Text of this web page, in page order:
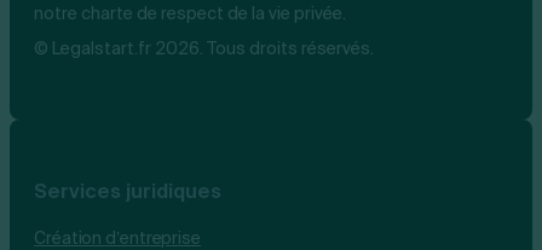
notre charte de respect de la vie privée.
© Legalstart.fr 2026. Tous droits réservés.
Services juridiques
Création d’entreprise